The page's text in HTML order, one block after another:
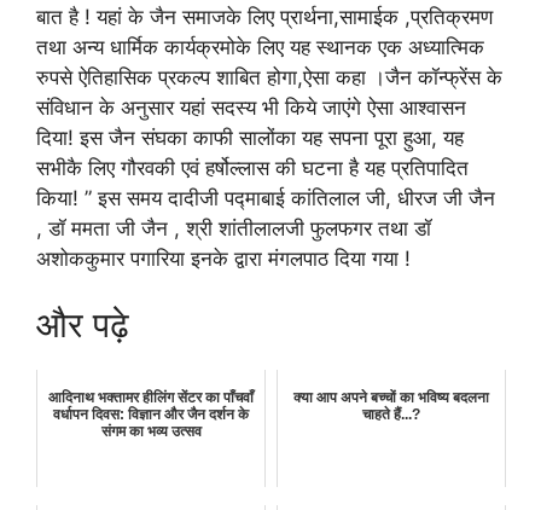
बात है ! यहां के जैन समाजके लिए प्रार्थना,सामाईक ,प्रतिक्रमण
तथा अन्य धार्मिक कार्यक्रमोके लिए यह स्थानक एक अध्यात्मिक
रुपसे ऐतिहासिक प्रकल्प शाबित होगा,ऐसा कहा ।जैन कॉन्फ्रेंस के
संविधान के अनुसार यहां सदस्य भी किये जाएंगे ऐसा आश्वासन
दिया! इस जैन संघका काफी सालोंका यह सपना पूरा हुआ, यह
सभीकै लिए गौरवकी एवं हर्षोल्लास की घटना है यह प्रतिपादित
किया! ” इस समय दादीजी पद्माबाई कांतिलाल जी, धीरज जी जैन
, डॉ ममता जी जैन , श्री शांतीलालजी फुलफगर तथा डॉ
अशोककुमार पगारिया इनके द्वारा मंगलपाठ दिया गया !
और पढ़े
आदिनाथ भक्तामर हीलिंग सेंटर का पाँचवाँ
वर्धापन दिवस: विज्ञान और जैन दर्शन के
संगम का भव्य उत्सव
क्या आप अपने बच्चों का भविष्य बदलना
चाहते हैं...?